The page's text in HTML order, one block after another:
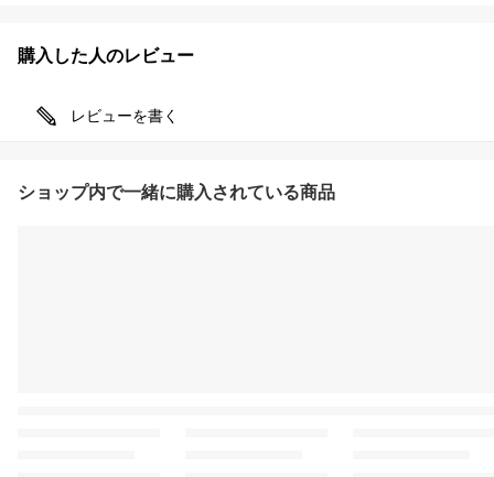
購入した人のレビュー
レビューを書く
ショップ内で一緒に購入されている商品